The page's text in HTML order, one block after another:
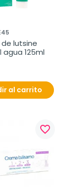
de lutsine
125ml
al carrito
favorite_border